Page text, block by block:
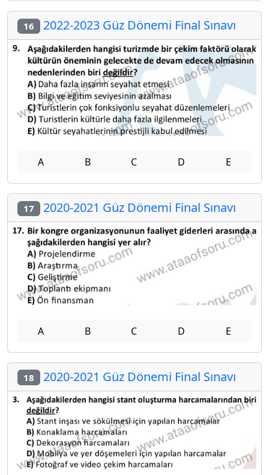
16 2022-2023 Güz Dönemi Final Sınavı
A B C D E
17 2020-2021 Güz Dönemi Final Sınavı
A B C D E
18 2020-2021 Güz Dönemi Final Sınavı